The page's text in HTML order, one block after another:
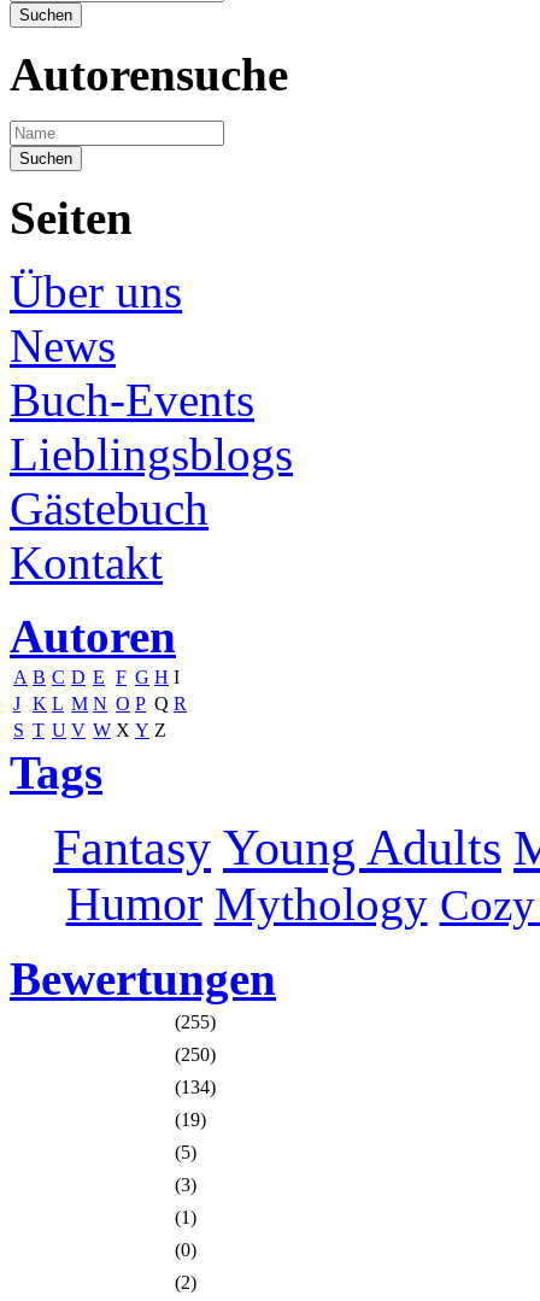
Autorensuche
Seiten
Über uns
News
Buch-Events
Lieblingsblogs
Gästebuch
Kontakt
Autoren
A B C D E F G H I
J K L M N O P Q R
S T U V W X Y Z
Tags
Fantasy Young Adults
Humor Mythology
Bewertungen
(255)
(250)
(134)
(19)
(5)
(3)
(1)
(0)
(2)